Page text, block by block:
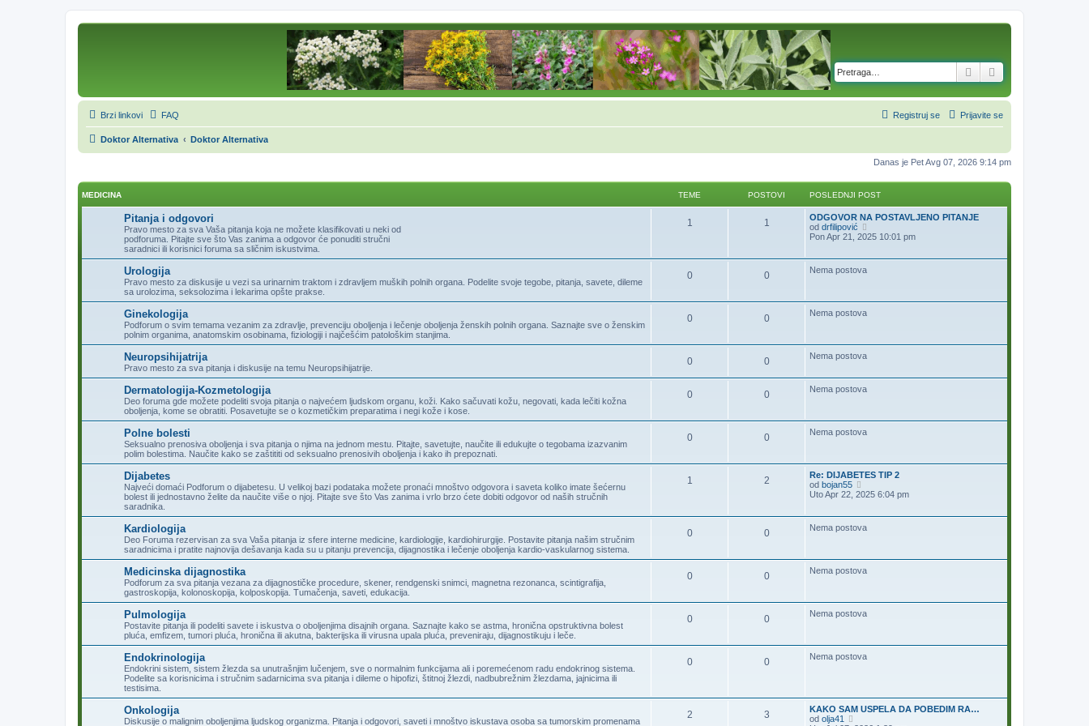
Pretraga
Brzi linkovi FAQ Prijavite se
Registruj se
Doktor Alternativa Doktor Alternativa
Danas je Pet Avg 07, 2026 9:14 pm
MEDICINA TEME POSTOVI POSLEDNJI POST
Pitanja i odgovori
Pravo mesto za sva Vaša pitanja koja ne možete klasifikovati u neki od
podforuma. Pitajte sve što Vas zanima a odgovor će ponuditi stručni
saradnici ili korisnici foruma sa sličnim iskustvima.
1 1
ODGOVOR NA POSTAVLJENO PITANJE
od drfilipović
o
p
e
i
t
Pon Apr 21, 2025 10:01 pm
Urologija
Pravo mesto za diskusije u vezi sa urinarnim traktom i zdravljem muških polnih organa. Podelite svoje tegobe, pitanja, savete, dileme
sa urolozima, seksolozima i lekarima opšte prakse.
0 0 Nema postova
Ginekologija
Podforum o svim temama vezanim za zdravlje, prevenciju oboljenja i lečenje oboljenja ženskih polnih organa. Saznajte sve o ženskim
polnim organima, anatomskim osobinama, fiziologiji i najčešćim patološkim stanjima.
0 0 Nema postova
Neuropsihijatrija
Pravo mesto za sva pitanja i diskusije na temu Neuropsihijatrije.
0 0 Nema postova
Dermatologija-Kozmetologija
Deo foruma gde možete podeliti svoja pitanja o najvećem ljudskom organu, koži. Kako sačuvati kožu, negovati, kada lečiti kožna
oboljenja, kome se obratiti. Posavetujte se o kozmetičkim preparatima i negi kože i kose.
0 0 Nema postova
Polne bolesti
Seksualno prenosiva oboljenja i sva pitanja o njima na jednom mestu. Pitajte, savetujte, naučite ili edukujte o tegobama izazvanim
polim bolestima. Naučite kako se zaštititi od seksualno prenosivih oboljenja i kako ih prepoznati.
0 0 Nema postova
Dijabetes
Najveći domaći Podforum o dijabetesu. U velikoj bazi podataka možete pronaći mnoštvo odgovora i saveta koliko imate šećernu
bolest ili jednostavno želite da naučite više o njoj. Pitajte sve što Vas zanima i vrlo brzo ćete dobiti odgovor od naših stručnih
saradnika.
1 2
Re: DIJABETES TIP 2
od bojan55
o
d
p
o
e
d
n
p
o
Uto Apr 22, 2025 6:04 pm
Kardiologija
Deo Foruma rezervisan za sva Vaša pitanja iz sfere interne medicine, kardiologije, kardiohirurgije. Postavite pitanja našim stručnim
saradnicima i pratite najnovija dešavanja kada su u pitanju prevencija, dijagnostika i lečenje oboljenja kardio-vaskularnog sistema.
0 0 Nema postova
Medicinska dijagnostika
Podforum za sva pitanja vezana za dijagnostičke procedure, skener, rendgenski snimci, magnetna rezonanca, scintigrafija,
gastroskopija, kolonoskopija, kolposkopija. Tumačenja, saveti, edukacija.
0 0 Nema postova
Pulmologija
Postavite pitanja ili podeliti savete i iskustva o oboljenjima disajnih organa. Saznajte kako se astma, hronična opstruktivna bolest
pluća, emfizem, tumori pluća, hronična ili akutna, bakterijska ili virusna upala pluća, preveniraju, dijagnostikuju i leče.
0 0 Nema postova
Endokrinologija
Endokrini sistem, sistem žlezda sa unutrašnjim lučenjem, sve o normalnim funkcijama ali i poremećenom radu endokrinog sistema.
Podelite sa korisnicima i stručnim sadarnicima sva pitanja i dileme o hipofizi, štitnoj žlezdi, nadbubrežnim žlezdama, jajnicima ili
testisima.
0 0 Nema postova
Onkologija
Diskusije o malignim oboljenjima ljudskog organizma. Pitanja i odgovori, saveti i mnoštvo iskustava osoba sa tumorskim promenama
2 3
KAKO SAM USPELA DA POBEDIM RA…
od olja41